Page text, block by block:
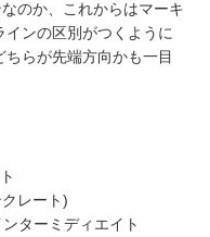
のか、これからはマーキ
インの区別がつくように
らが先端方向かも一目
レート)
ターミディエイト